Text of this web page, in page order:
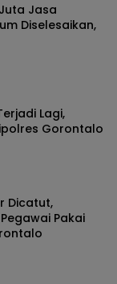
Jasa
Diselesaikan,
Lagi,
Gorontalo
Dicatut,
Pakai